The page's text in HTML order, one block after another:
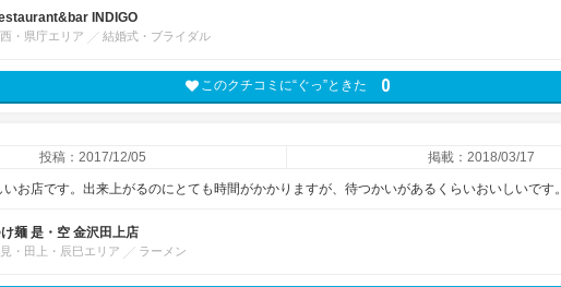
INDIGO
・県庁エリア 結婚式・ブライダル
このクチコミに“ぐっ”ときた 0
投稿：2017/12/05 掲載：2018/03/17
お店です。出来上がるのにとても時間がかかりますが、待つかいがあるくらいおいしいです。
麺 是・空 金沢田上店
・田上・辰巳エリア ラーメン